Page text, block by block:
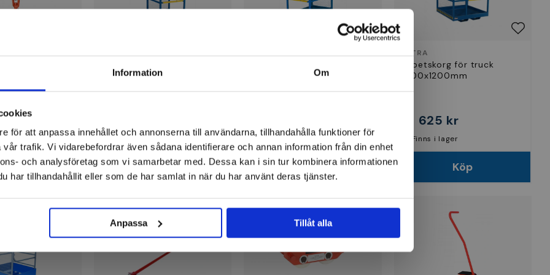
Information Om
för att anpassa innehållet och annonserna till användarna, tillhandahålla funktioner för
trafik. Vi vidarebefordrar även sådana identifierare och annan information från din enhet
och analysföretag som vi samarbetar med. Dessa kan i sin tur kombinera informationen
har tillhandahållit eller som de har samlat in när du har använt deras tjänster.
Anpassa Tillåt alla
Köp
800x800mm
Finns i lager
Köp
800x1200mm
Finns i lager
Köp
INTRA
Arbetskorg för truck
1200x1200mm
18 625 kr
Finns i lager
Köp